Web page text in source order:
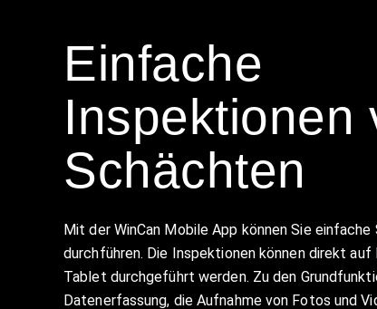
Einfache
Inspektionen
Schächten
Mit der WinCan Mobile App können Sie
durchführen. Die Inspektionen können direkt
Tablet durchgeführt werden. Zu den
Datenerfassung, die Aufnahme von Fotos und